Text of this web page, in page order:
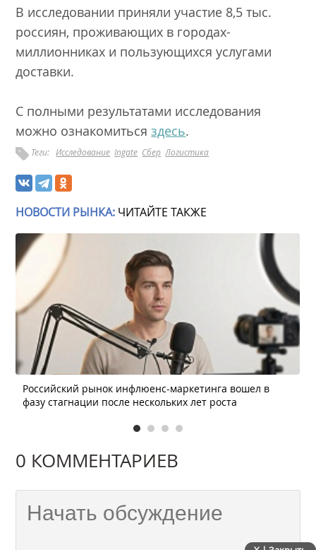
В исследовании приняли участие 8,5 тыс.
россиян, проживающих в городах-
миллионниках и пользующихся услугами
доставки.
С полными результатами исследования
можно ознакомитьсяздесь.
Теги: Исследование Ingate Сбер Логистика
НОВОСТИ РЫНКА: ЧИТАЙТЕ ТАКЖЕ
Российский рынок инфлюенс-маркетинга вошел в
фазу стагнации после нескольких лет роста
0 КОММЕНТАРИЕВ